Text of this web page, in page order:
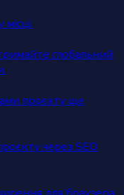
глобальний
проєкту ще
через SEO